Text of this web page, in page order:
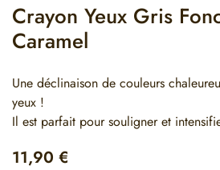
Crayon Yeux Gris
Caramel
Une déclinaison de couleurs
yeux !
Il est parfait pour souligner et
11,90 €